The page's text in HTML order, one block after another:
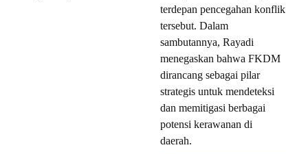
terdepan pencegahan konflik
tersebut. Dalam
sambutannya, Rayadi
menegaskan bahwa FKDM
dirancang sebagai pilar
strategis untuk mendeteksi
dan memitigasi berbagai
potensi kerawanan di
daerah.